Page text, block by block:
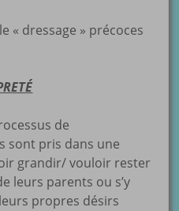
« dressage » précoces
de
sont pris dans une
grandir/ vouloir rester
leurs parents ou s’y
propres désirs